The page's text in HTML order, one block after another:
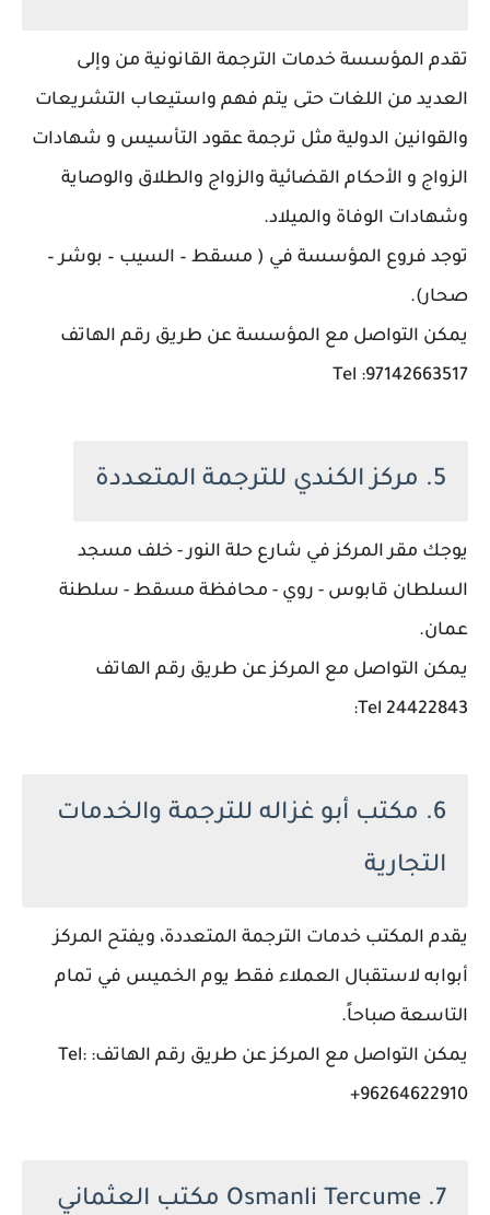
تقدم المؤسسة خدمات الترجمة القانونية من وإلى
العديد من اللغات حتى يتم فهم واستيعاب التشريعات
والقوانين الدولية مثل ترجمة عقود التأسيس و شهادات
الزواج و الأحكام القضائية والزواج والطلاق والوصاية
وشهادات الوفاة والميلاد.
توجد فروع المؤسسة في ( مسقط – السيب – بوشر –
صحار).
يمكن التواصل مع المؤسسة عن طريق رقم الهاتف
Tel :97142663517
5. مركز الكندي للترجمة المتعددة
يوجك مقر المركز في شارع حلة النور - خلف مسجد
السلطان قابوس - روي - محافظة مسقط - سلطنة
عمان.
يمكن التواصل مع المركز عن طريق رقم الهاتف
24422843 Tel:
6. مكتب أبو غزاله للترجمة والخدمات
التجارية
يقدم المكتب خدمات الترجمة المتعددة، ويفتح المركز
أبوابه لاستقبال العملاء فقط يوم الخميس في تمام
التاسعة صباحاً.
يمكن التواصل مع المركز عن طريق رقم الهاتف: Tel:
+96264622910
7. Osmanli Tercume مكتب العثماني